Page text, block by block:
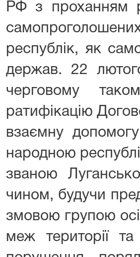
РФ з проханням
республік, як
держав. 22
черговому
ратифікацію
взаємну
народною
званою
чином, будучи
змовою групою
меж території